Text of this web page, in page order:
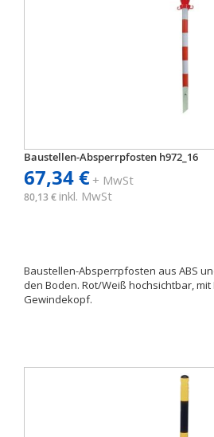
Baustellen-Absperrpfosten h972_16
67,34 €+ MwSt
80,13 € inkl. MwSt
Baustellen-Absperrpfosten aus ABS
den Boden. Rot/Weiß hochsichtbar,
Gewindekopf.